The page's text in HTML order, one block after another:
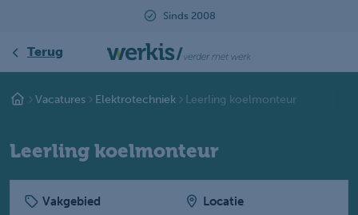
Beoordeeld met een 9.2
Terug
Vacatures Elektrotechniek Leerling koelmonteur
Leerling koelmonteur
Vakgebied
Locatie